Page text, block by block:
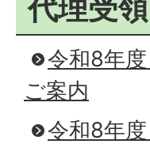
代理受
令和8年
ご案内
令和8年